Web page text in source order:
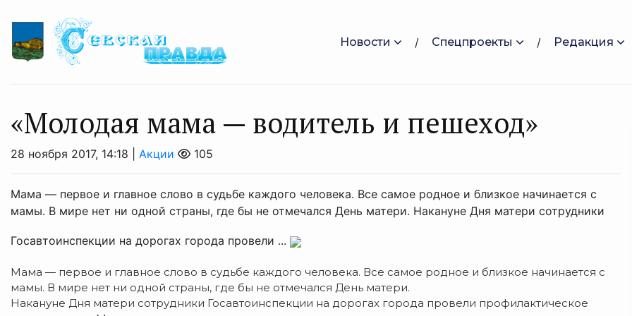
Новости Спецпроекты Редакция
«Молодая мама — водитель и пешеход»
28 ноября 2017, 14:18 | Акции 105
Мама — первое и главное слово в судьбе каждого человека. Все самое родное и близкое начинается с
мамы. В мире нет ни одной страны, где бы не отмечался День матери. Накануне Дня матери сотрудники
Госавтоинспекции на дорогах города провели ...
Мама — первое и главное слово в судьбе каждого человека. Все самое родное и близкое начинается с
мамы. В мире нет ни одной страны, где бы не отмечался День матери.
Накануне Дня матери сотрудники Госавтоинспекции на дорогах города провели профилактическое